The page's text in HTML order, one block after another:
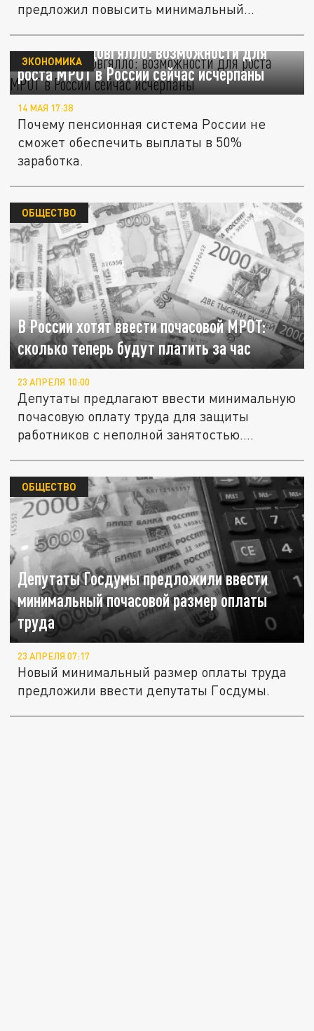
предложил повысить минимальный...
Экономист Довгялло: возможности для
роста МРОТ в России сейчас исчерпаны
ЭКОНОМИКА
14 МАЯ 17:38
Почему пенсионная система России не
сможет обеспечить выплаты в 50%
заработка.
В России хотят ввести почасовой МРОТ:
сколько теперь будут платить за час
ОБЩЕСТВО
23 АПРЕЛЯ 10:00
Депутаты предлагают ввести минимальную
почасовую оплату труда для защиты
работников с неполной занятостью....
Депутаты Госдумы предложили ввести
минимальный почасовой размер оплаты
труда
ОБЩЕСТВО
23 АПРЕЛЯ 07:17
Новый минимальный размер оплаты труда
предложили ввести депутаты Госдумы.